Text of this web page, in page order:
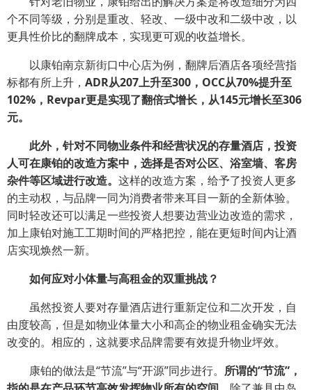
个不同等级，分别是重改、轻改、一级中改和二级中改，以
更具性价比的翻牌成本，实现更可观的收益增长。
以康铂南京新街口中心店为例，翻牌后酒店各项经营指
标都有所上升， ADR从207上升至300，OCC从70%提升至
102%，Revpar更是实现了翻倍式增长，从145元增长至306
元。
此外，针对不同物业条件和经营状况的存量酒店，投资
人可在康铂的改造方案中，选择是否对公区、浴室墙、客房
杂件等区域进行改造。 这样的改造方案，给予了投资人更多
的主动权，与品牌一同为消费者带来耳目一新的全新体验。
同时轻改还可以满足一些投资人想要边营业边改造的需求，
加上康铂对施工工期时间的严格把控，能在更短时间内让酒
店实现焕然一新。
如何应对小体量与高租金的双重挑战？
虽然投资人要对存量酒店进行重新定位和二次开发，自
由度较高，但是如物业体量大小和高企的物业租金确实无法
改变的。相应的，这就要求品牌需要有效提升物业坪效。
康铂的做法是“节流”与“开源”同步进行。 所谓的“节流”，